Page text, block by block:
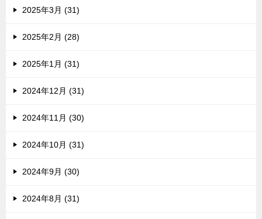
2025年3月 (31)
2025年2月 (28)
2025年1月 (31)
2024年12月 (31)
2024年11月 (30)
2024年10月 (31)
2024年9月 (30)
2024年8月 (31)